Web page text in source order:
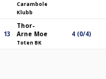
Carambole
Klubb
13
Thor-
Arne Moe
Toten BK
4 (0/4)